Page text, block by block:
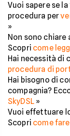
Vuoi sapere se
procedura per
»
Non sono
Scopri come
Hai necessità di
procedura di
Hai bisogno di
compagnia?
SkyDSL»
Vuoi effettuare
Scopri come